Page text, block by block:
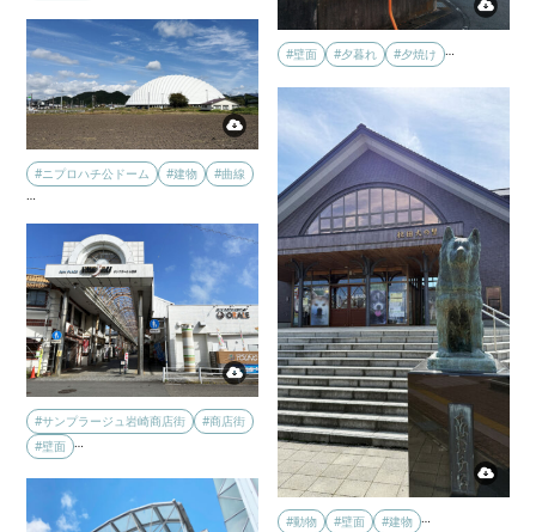
#壁面 #夕暮れ #夕焼け …
#ニプロハチ公ドーム #建物
#曲線
…
#動物 #壁面 #建物 …
#サンプラージュ岩崎商店街
#商店街
#壁面 …